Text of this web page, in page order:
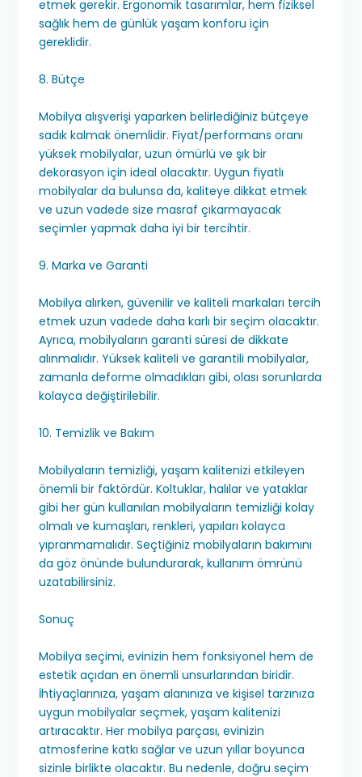
etmek gerekir. Ergonomik tasarımlar, hem fiziksel
sağlık hem de günlük yaşam konforu için
gereklidir.
8. Bütçe
Mobilya alışverişi yaparken belirlediğiniz bütçeye
sadık kalmak önemlidir. Fiyat/performans oranı
yüksek mobilyalar, uzun ömürlü ve şık bir
dekorasyon için ideal olacaktır. Uygun fiyatlı
mobilyalar da bulunsa da, kaliteye dikkat etmek
ve uzun vadede size masraf çıkarmayacak
seçimler yapmak daha iyi bir tercihtir.
9. Marka ve Garanti
Mobilya alırken, güvenilir ve kaliteli markaları tercih
etmek uzun vadede daha karlı bir seçim olacaktır.
Ayrıca, mobilyaların garanti süresi de dikkate
alınmalıdır. Yüksek kaliteli ve garantili mobilyalar,
zamanla deforme olmadıkları gibi, olası sorunlarda
kolayca değiştirilebilir.
10. Temizlik ve Bakım
Mobilyaların temizliği, yaşam kalitenizi etkileyen
önemli bir faktördür. Koltuklar, halılar ve yataklar
gibi her gün kullanılan mobilyaların temizliği kolay
olmalı ve kumaşları, renkleri, yapıları kolayca
yıpranmamalıdır. Seçtiğiniz mobilyaların bakımını
da göz önünde bulundurarak, kullanım ömrünü
uzatabilirsiniz.
Sonuç
Mobilya seçimi, evinizin hem fonksiyonel hem de
estetik açıdan en önemli unsurlarından biridir.
İhtiyaçlarınıza, yaşam alanınıza ve kişisel tarzınıza
uygun mobilyalar seçmek, yaşam kalitenizi
artıracaktır. Her mobilya parçası, evinizin
atmosferine katkı sağlar ve uzun yıllar boyunca
sizinle birlikte olacaktır. Bu nedenle, doğru seçim